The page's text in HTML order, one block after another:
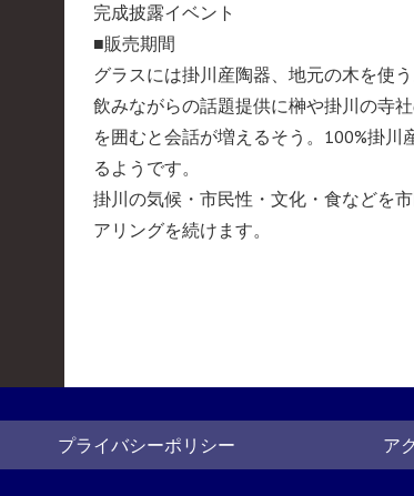
完成披露イベント
■販売期間
グラスには掛川産陶器、地元の木を使
飲みながらの話題提供に榊や掛川の寺
を囲むと会話が増えるそう。100%掛
るようです。
掛川の気候・市民性・文化・食などを
アリングを続けます。
プライバシーポリシー ア